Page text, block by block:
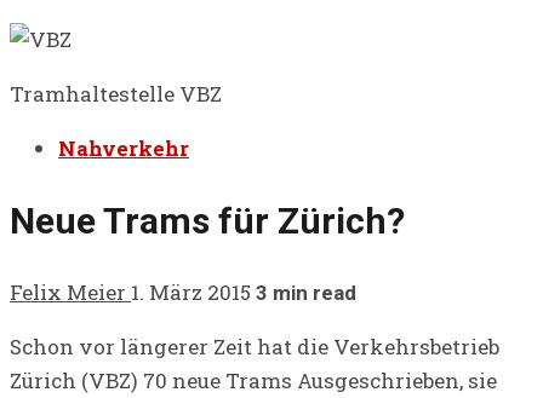
Tramhaltestelle VBZ
Nahverkehr
Neue Trams für Zürich?
Felix Meier 1. März 2015 3 min read
Schon vor längerer Zeit hat die Verkehrsbetrieb
Zürich (VBZ) 70 neue Trams Ausgeschrieben, sie